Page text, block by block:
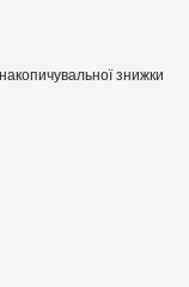
знижки